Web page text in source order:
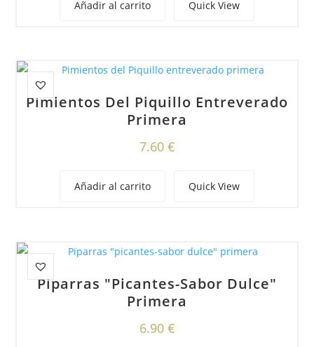
Añadir al carrito Quick View
Pimientos Del Piquillo Entreverado
Primera
7.60 €
Añadir al carrito Quick View
Piparras "picantes-Sabor Dulce"
Primera
6.90 €